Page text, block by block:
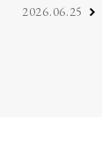
2026.06.25